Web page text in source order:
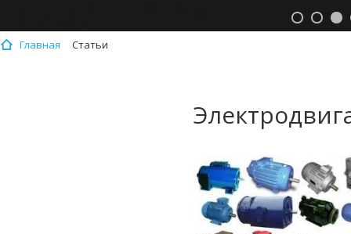
Главная Статьи